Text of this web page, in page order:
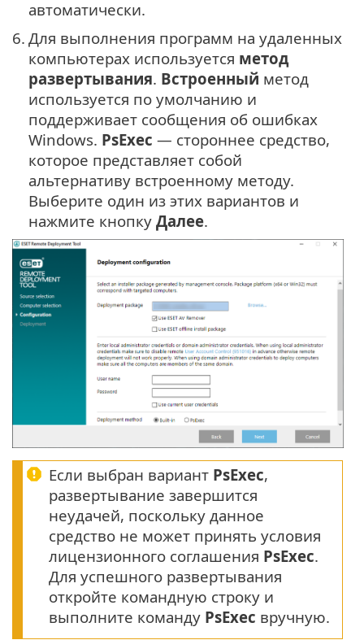
автоматически.
6. Для выполнения программ на удаленных
компьютерах используется метод
развертывания. Встроенный метод
используется по умолчанию и
поддерживает сообщения об ошибках
Windows. PsExec — стороннее средство,
которое представляет собой
альтернативу встроенному методу.
Выберите один из этих вариантов и
нажмите кнопку Далее.
Если выбран вариант PsExec,
развертывание завершится
неудачей, поскольку данное
средство не может принять условия
лицензионного соглашения PsExec.
Для успешного развертывания
откройте командную строку и
выполните команду PsExec вручную.